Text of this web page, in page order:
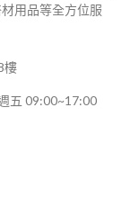
用品等全方位服
樓
五 09:00~17:00